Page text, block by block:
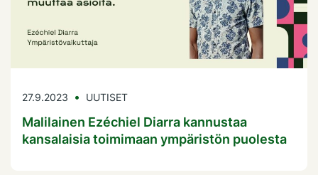
27.9.2023 UUTISET
Malilainen Ezéchiel Diarra kannustaa
kansalaisia toimimaan ympäristön puolesta